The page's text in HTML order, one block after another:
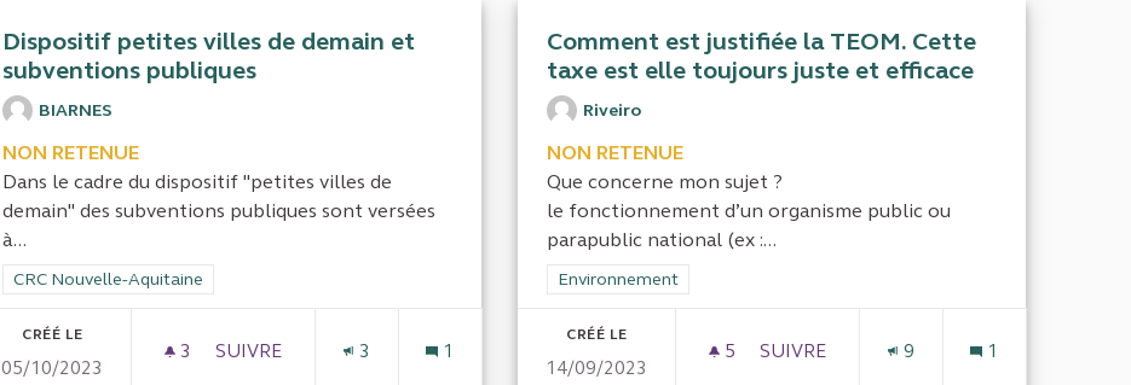
Dispositif petites villes de demain et
subventions publiques
BIARNES
NON RETENUE
Dans le cadre du dispositif "petites villes de
demain" des subventions publiques sont versées
à...
Filtrer les résultats de la catégorie : CRC Nouvelle-Aquitaine
CRC Nouvelle-Aquitaine
CRÉÉ LE
05/10/2023
3 3 ABONNÉS
SUIVRE
DISPOSITIF PETITES VILLES DE DEMAIN ET SUBVENTIONS PUBLIQUES
3 1
Comment est justifiée la TEOM. Cette
taxe est elle toujours juste et efficace
Riveiro
NON RETENUE
Que concerne mon sujet ?
le fonctionnement d’un organisme public ou
parapublic national (ex :...
Filtrer les résultats de la catégorie : Environnement
Environnement
CRÉÉ LE
14/09/2023
5 5 ABONNÉS
SUIVRE
9 1